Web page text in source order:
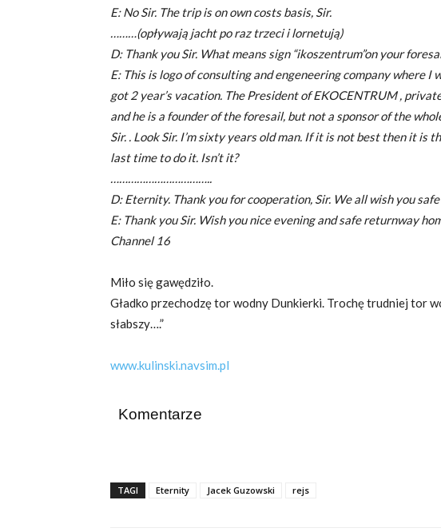
E: No Sir. The trip is on own costs basis, Sir.
………(opływają jacht po raz trzeci i lornetują)
D: Thank you Sir. What means sign “ikoszentrum”on your
E: This is logo of consulting and engeneering company where I
got 2 year’s vacation. The President of EKOCENTRUM ,
and he is a founder of the foresail, but not a sponsor of the
Sir. . Look Sir. I’m sixty years old man. If it is not best then it is
last time to do it. Isn’t it?
……………………………..
D: Eternity. Thank you for cooperation, Sir. We all wish you
E: Thank you Sir. Wish you nice evening and safe returnway
Channel 16
Miło się gawędziło.
Gładko przechodzę tor wodny Dunkierki. Trochę trudniej tor
słabszy….”
www.kulinski.navsim.pl
Komentarze
TAGI Eternity Jacek Guzowski rejs